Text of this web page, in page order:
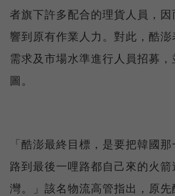
者旗下許多配合的理貨人員，
響到原有作業人力。對此，酷
需求及市場水準進行人員招募
圖。
「酷澎最終目標，是要把韓國
路到最後一哩路都自己來的火
灣。」該名物流高管指出，原先